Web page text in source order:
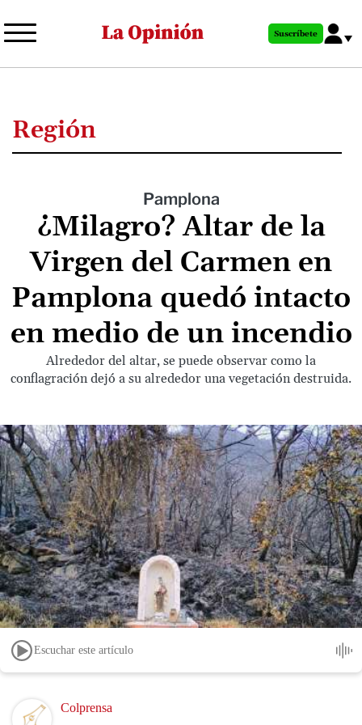
al
principal
Suscríbete
Región
Pamplona
¿Milagro? Altar de la
Virgen del Carmen en
Pamplona quedó intacto
en medio de un incendio
Alrededor del altar, se puede observar como la
conflagración dejó a su alrededor una vegetación destruida.
Escuchar este artículo
Image Colprensa